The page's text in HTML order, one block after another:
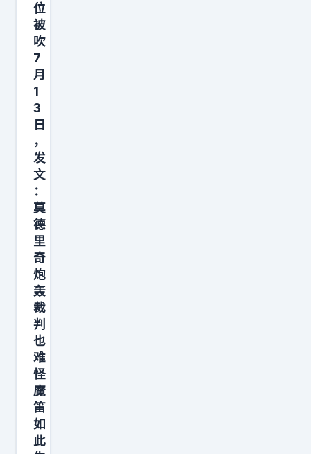
国
队
主
帅
纳
格
尔
斯
曼
在
与
足
协
高
层
进
行
约
三
小
时
的
会
位
被
吹
7
月
1
3
日
，
发
文
：
莫
德
里
奇
炮
轰
裁
判
也
难
怪
魔
笛
如
此